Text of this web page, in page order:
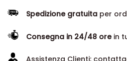
Spedizione gratuita per
Consegna in 24/48 ore in